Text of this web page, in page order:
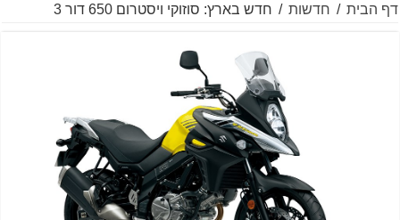
דף הבית / חדשות / חדש בארץ: סוזוקי ויסטרום 650 דור 3